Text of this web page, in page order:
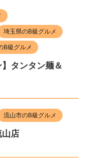
埼玉県のB級グルメ
B級グルメ
】タンタン麺＆
流山市のB級グルメ
山店